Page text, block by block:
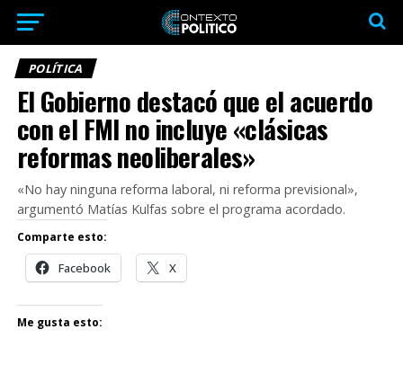
POLÍTICA
El Gobierno destacó que el acuerdo
con el FMI no incluye «clásicas
reformas neoliberales»
«No hay ninguna reforma laboral, ni reforma previsional»,
argumentó Matías Kulfas sobre el programa acordado.
Comparte esto:
Facebook X
Me gusta esto: